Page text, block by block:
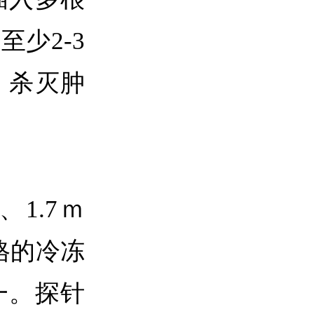
少2-3
杀灭肿
1.7ｍ
的冷冻
。探针